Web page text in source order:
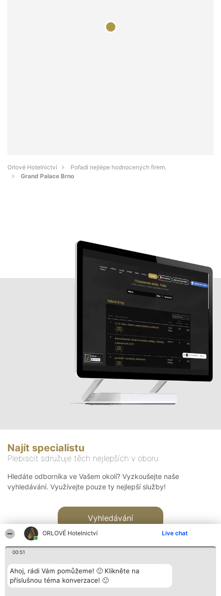
ORLOVÉ Hotelnictví Live chat
00:51
Ahoj, rádi Vám pomůžeme! 🙂 Klikněte na
příslušnou téma konverzace! 🙂
Orlové Hotelnictví
Pořadí nejlépe hodnocených firem.
Grand Palace Brno
Najít specialistu
Plebiscit sdružuje těch nejlepších v oboru
Hledáte odborníka ve Vašem okolí? Vyzkoušejte naše
vyhledávání. Využívejte pouze ty nejlepší služby!
Vyhledávání